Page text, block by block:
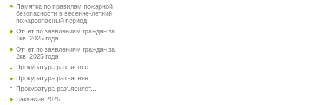
Памятка по правилам пожарной
безопасности в весенне-летний
пожароопасный период
Отчет по заявлениям граждан за
1кв. 2025 года
Отчет по заявлениям граждан за
2кв. 2025 года
Прокуратура разъясняет.
Прокуратура разъясняет..
Прокуратура разъясняет...
Вакансии 2025